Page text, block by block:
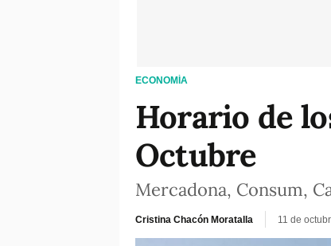
ECONOMÍA
Horario de
Octubre
Mercadona, Consum,
Cristina Chacón Moratalla 11 de